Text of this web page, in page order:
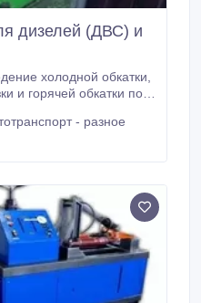
дизелей (ДВС) и
холодной обкатки,
и горячей обкатки под
100%
- разное